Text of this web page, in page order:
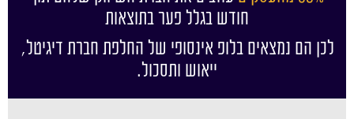
חודש בגלל פער בתוצאות
לכן הם נמצאים בלופ אינסופי של החלפת חברת דיגיטל,
ייאוש ותסכול.